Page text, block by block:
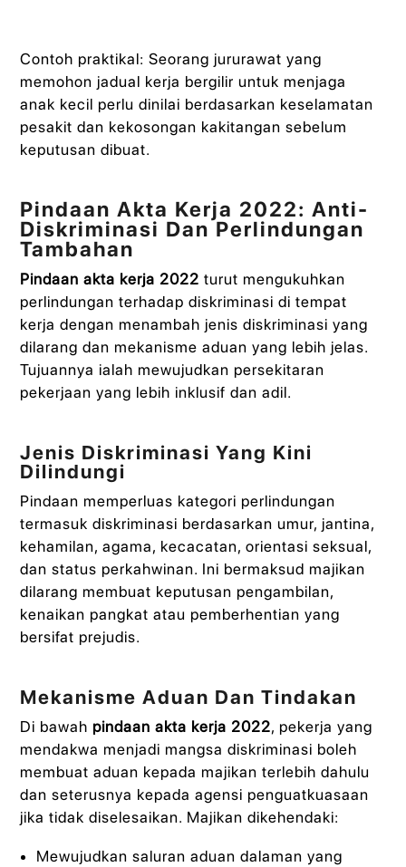
Contoh praktikal: Seorang jururawat yang
memohon jadual kerja bergilir untuk menjaga
anak kecil perlu dinilai berdasarkan keselamatan
pesakit dan kekosongan kakitangan sebelum
keputusan dibuat.
Pindaan Akta Kerja 2022: Anti-
Diskriminasi Dan Perlindungan
Tambahan
Pindaan akta kerja 2022 turut mengukuhkan
perlindungan terhadap diskriminasi di tempat
kerja dengan menambah jenis diskriminasi yang
dilarang dan mekanisme aduan yang lebih jelas.
Tujuannya ialah mewujudkan persekitaran
pekerjaan yang lebih inklusif dan adil.
Jenis Diskriminasi Yang Kini
Dilindungi
Pindaan memperluas kategori perlindungan
termasuk diskriminasi berdasarkan umur, jantina,
kehamilan, agama, kecacatan, orientasi seksual,
dan status perkahwinan. Ini bermaksud majikan
dilarang membuat keputusan pengambilan,
kenaikan pangkat atau pemberhentian yang
bersifat prejudis.
Mekanisme Aduan Dan Tindakan
Di bawah pindaan akta kerja 2022, pekerja yang
mendakwa menjadi mangsa diskriminasi boleh
membuat aduan kepada majikan terlebih dahulu
dan seterusnya kepada agensi penguatkuasaan
jika tidak diselesaikan. Majikan dikehendaki:
Mewujudkan saluran aduan dalaman yang